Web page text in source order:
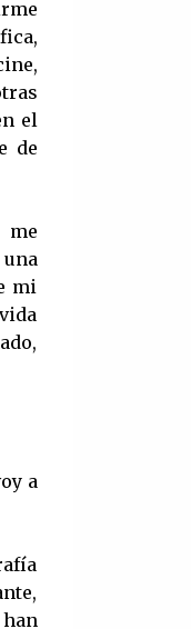
el
de
me
mi
a